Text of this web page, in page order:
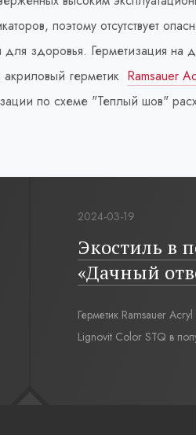
поэтому отсутствует
для здоровья. Герметизация
герметик Ramsauer
по схеме "Теплый шов"
2024-03-19
Экостиль в
«Дачный
Герметик Ramsauer
Lignovit Color STQ в